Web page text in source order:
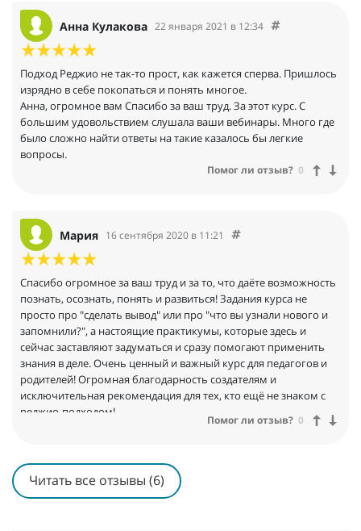
Анна Кулакова 22 января 2021 в 12:34
Подход Реджио не так-то прост, как кажется сперва. Пришлось
изрядно в себе покопаться и понять многое.
Анна, огромное вам Спасибо за ваш труд. За этот курс. С
большим удовольствием слушала ваши вебинары. Много где
было сложно найти ответы на такие казалось бы легкие
вопросы.
Помог ли отзыв? 0
Мария 16 сентября 2020 в 11:21
Спасибо огромное за ваш труд и за то, что даёте возможность
познать, осознать, понять и развиться! Задания курса не
просто про "сделать вывод" или про "что вы узнали нового и
запомнили?", а настоящие практикумы, которые здесь и
сейчас заставляют задуматься и сразу помогают применить
знания в деле. Очень ценный и важный курс для педагогов и
родителей! Огромная благодарность создателям и
исключительная рекомендация для тех, кто ещё не знаком с
реджио-подходом!
Помог ли отзыв? 0
Читать все отзывы (6)